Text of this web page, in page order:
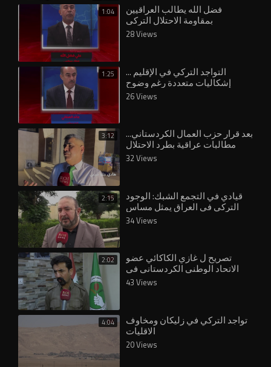
1:04 فضل الله يطالب العراقيين
بمقاومة الاحتلال التركي
28 Views
1:25 التواجد التركي في الإقليم ...
إشكاليات متعددة رغم وضوح
الموقف العراقي
26 Views
3:12 بعد قرار حزب العمال الكردستاني...
مطالبات عراقية بطرد الاحتلال
التركي
32 Views
2:15 قيادي في التجمع الشبك: الوجود
التركي في العراق يمثل مساس
بالسيادة العراقية
34 Views
2:02 تصريح ل غازي الكاكائي عضو
الاتحاد الوطني الكردستاني في
الموصل حول التواجد التركي
43 Views
4:04 تواجد التركي في زليكان ومخاوف
الاقليات
20 Views